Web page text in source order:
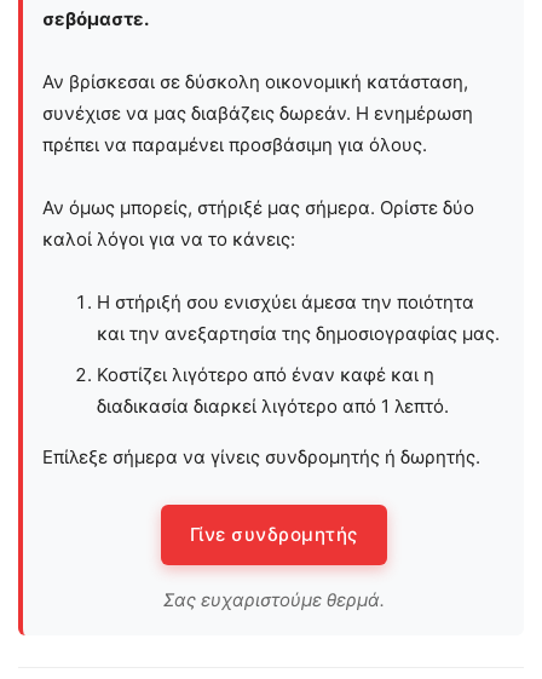
σεβόμαστε.
Αν βρίσκεσαι σε δύσκολη οικονομική κατάσταση,
συνέχισε να μας διαβάζεις δωρεάν. Η ενημέρωση
πρέπει να παραμένει προσβάσιμη για όλους.
Αν όμως μπορείς, στήριξέ μας σήμερα. Ορίστε δύο
καλοί λόγοι για να το κάνεις:
Η στήριξή σου ενισχύει άμεσα την ποιότητα
και την ανεξαρτησία της δημοσιογραφίας μας.
Κοστίζει λιγότερο από έναν καφέ και η
διαδικασία διαρκεί λιγότερο από 1 λεπτό.
Επίλεξε σήμερα να γίνεις συνδρομητής ή δωρητής.
Γίνε συνδρομητής
Σας ευχαριστούμε θερμά.